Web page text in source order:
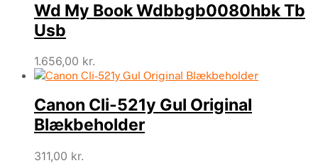
Wd My Book Wdbbgb0080hbk Tb
Usb
1.656,00 kr.
Canon Cli-521y Gul Original
Blækbeholder
311,00 kr.